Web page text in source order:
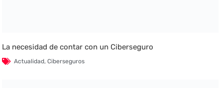
La necesidad de contar con un Ciberseguro
Actualidad,Ciberseguros